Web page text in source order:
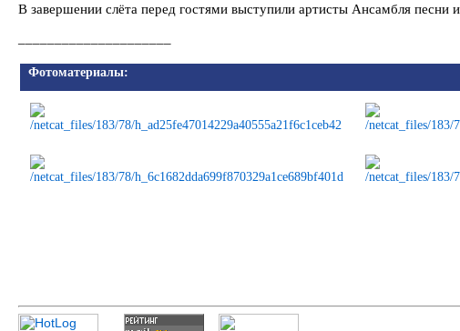
В завершении слёта перед гостями выступили артисты Ансамбля
Фотоматериалы: